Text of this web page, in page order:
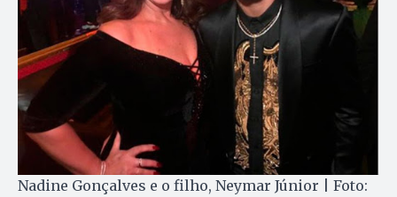
Nadine Gonçalves e o filho, Neymar Júnior | Foto: